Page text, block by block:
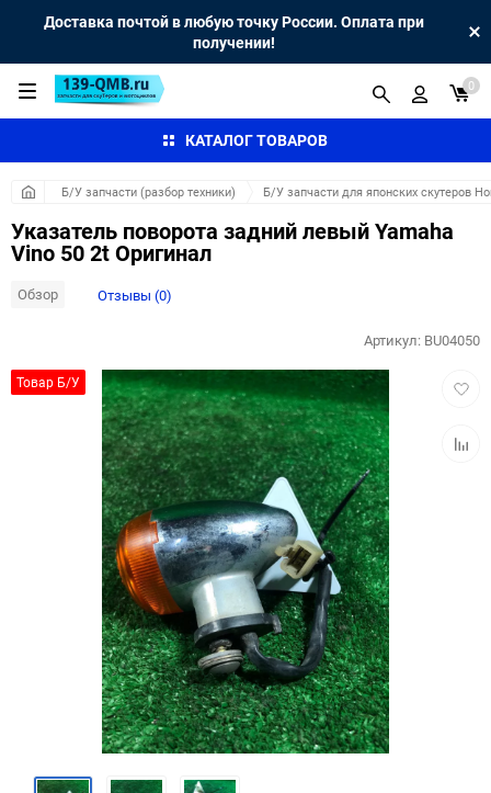
Доставка почтой в любую точку России. Оплата при
получении!
КАТАЛОГ ТОВАРОВ
0
Б/У запчасти (разбор техники) Б/У запчасти для японских скутеров
Указатель поворота задний левый Yamaha
Vino 50 2t Оригинал
Обзор Отзывы (0)
Товар Б/У
Артикул: BU04050